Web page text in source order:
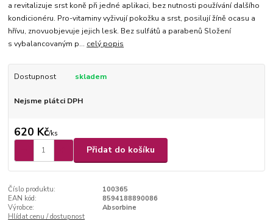
a revitalizuje srst koně při jedné aplikaci, bez nutnosti používání dalšího
kondicionéru. Pro-vitaminy vyživují pokožku a srst, posilují žíně ocasu a
hřívu, znovuobjevuje jejich lesk. Bez sulfátů a parabenů Složení
s vybalancovaným p... celý popis
Dostupnost skladem
Nejsme plátci DPH
620 Kč/ks
Přidat do košíku
Číslo produktu:
100365
EAN kód:
8594188890086
Výrobce:
Absorbine
Hlídat cenu / dostupnost